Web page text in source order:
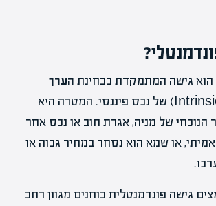
הוא גישה המתמקדת בבחינת הערך
(Intrinsic Value) של נכס פיננסי. המטרה היא
הנוכחי של מניה, אגרת חוב או נכס אחר
או שמא הוא נסחר במחיר גבוה או
גישה פונדמנטלית בוחנים מגוון רחב